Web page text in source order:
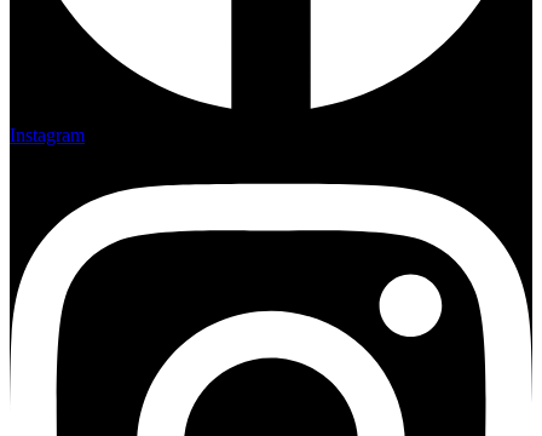
Instagram